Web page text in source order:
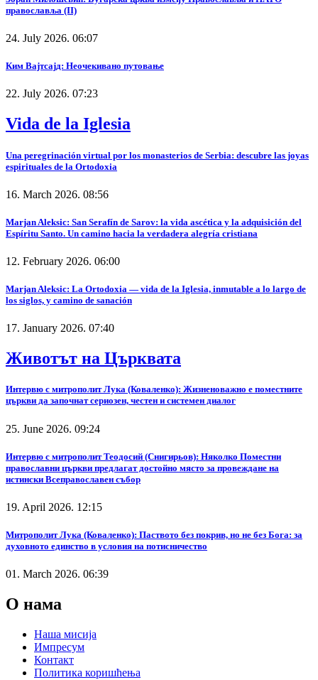
православља (II)
24. July 2026. 06:07
Ким Вајтсајд: Неочекивано путовање
22. July 2026. 07:23
Vida de la Iglesia
Una peregrinación virtual por los monasterios de Serbia: descubre las joyas
espirituales de la Ortodoxia
16. March 2026. 08:56
Marjan Aleksic: San Serafín de Sarov: la vida ascética y la adquisición del
Espíritu Santo. Un camino hacia la verdadera alegría cristiana
12. February 2026. 06:00
Marjan Aleksic: La Ortodoxia — vida de la Iglesia, inmutable a lo largo de
los siglos, y camino de sanación
17. January 2026. 07:40
Животът на Църквата
Интервю с митрополит Лука (Коваленко): Жизненоважно е поместните
църкви да започнат сериозен, честен и системен диалог
25. June 2026. 09:24
Интервю с митрополит Теодосий (Снигирьов): Няколко Поместни
православни църкви предлагат достойно място за провеждане на
истински Всеправославен събор
19. April 2026. 12:15
Митрополит Лука (Коваленко): Паството без покрив, но не без Бога: за
духовното единство в условия на потисничество
01. March 2026. 06:39
О нама
Наша мисија
Импресум
Контакт
Политика коришћења